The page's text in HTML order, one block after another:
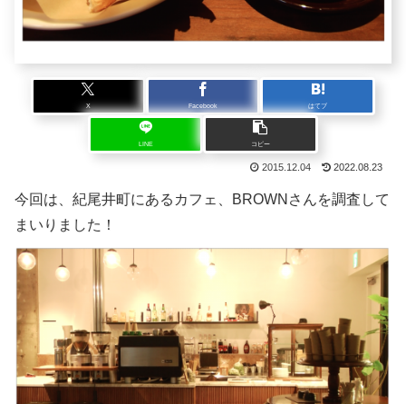
X Facebook はてブ
LINE コピー
2015.12.04 2022.08.23
今回は、紀尾井町にあるカフェ、BROWNさんを調査して
まいりました！